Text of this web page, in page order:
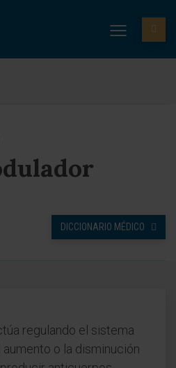
DICCIONARIO MÉDICO
regulando el sistema
o la disminución